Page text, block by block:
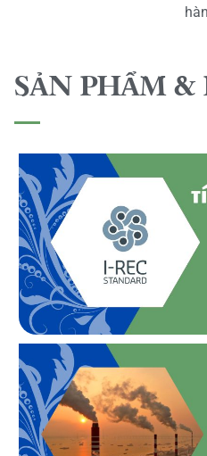
SẢN PHẨM